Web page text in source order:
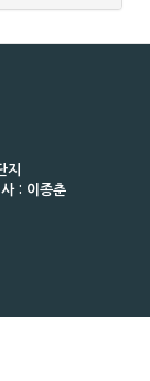
지
: 이종춘